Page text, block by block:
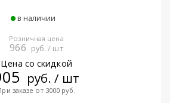
в наличии
Розничная цена
966 руб. / шт
Цена со скидкой
руб. / шт
заказе от 3000 руб.